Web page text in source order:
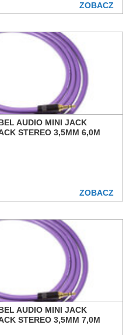
ZOBACZ
AUDIO MINI JACK
STEREO 3,5MM 6,0M
ZOBACZ
AUDIO MINI JACK
STEREO 3,5MM 7,0M